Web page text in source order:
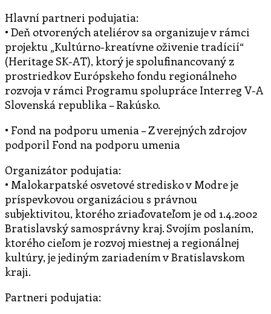
Hlavní partneri podujatia:
• Deň otvorených ateliérov sa organizuje v rámci
projektu „Kultúrno-kreatívne oživenie tradícií“
(Heritage SK-AT), ktorý je spolufinancovaný z
prostriedkov Európskeho fondu regionálneho
rozvoja v rámci Programu spolupráce Interreg V-A
Slovenská republika – Rakúsko.
• Fond na podporu umenia – Z verejných zdrojov
podporil Fond na podporu umenia
Organizátor podujatia:
• Malokarpatské osvetové stredisko v Modre je
príspevkovou organizáciou s právnou
subjektivitou, ktorého zriaďovateľom je od 1.4.2002
Bratislavský samosprávny kraj. Svojím poslaním,
ktorého cieľom je rozvoj miestnej a regionálnej
kultúry, je jediným zariadením v Bratislavskom
kraji.
Partneri podujatia: